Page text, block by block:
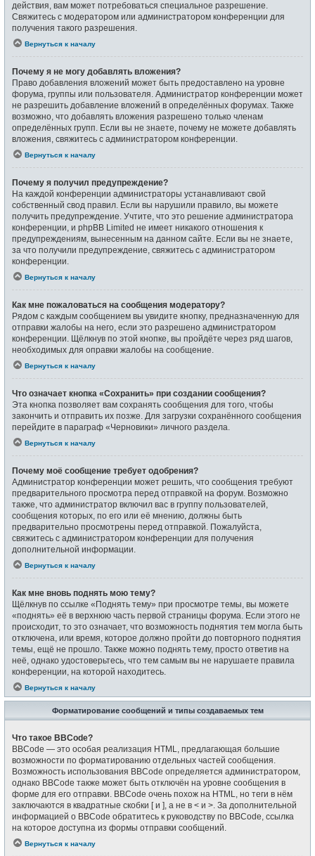
действия, вам может потребоваться специальное разрешение.
Свяжитесь с модератором или администратором конференции для
получения такого разрешения.
Вернуться к началу
Почему я не могу добавлять вложения?
Право добавления вложений может быть предоставлено на уровне
форума, группы или пользователя. Администратор конференции может
не разрешить добавление вложений в определённых форумах. Также
возможно, что добавлять вложения разрешено только членам
определённых групп. Если вы не знаете, почему не можете добавлять
вложения, свяжитесь с администратором конференции.
Вернуться к началу
Почему я получил предупреждение?
На каждой конференции администраторы устанавливают свой
собственный свод правил. Если вы нарушили правило, вы можете
получить предупреждение. Учтите, что это решение администратора
конференции, и phpBB Limited не имеет никакого отношения к
предупреждениям, вынесенным на данном сайте. Если вы не знаете,
за что получили предупреждение, свяжитесь с администратором
конференции.
Вернуться к началу
Как мне пожаловаться на сообщения модератору?
Рядом с каждым сообщением вы увидите кнопку, предназначенную для
отправки жалобы на него, если это разрешено администратором
конференции. Щёлкнув по этой кнопке, вы пройдёте через ряд шагов,
необходимых для оправки жалобы на сообщение.
Вернуться к началу
Что означает кнопка «Сохранить» при создании сообщения?
Эта кнопка позволяет вам сохранять сообщения для того, чтобы
закончить и отправить их позже. Для загрузки сохранённого сообщения
перейдите в параграф «Черновики» личного раздела.
Вернуться к началу
Почему моё сообщение требует одобрения?
Администратор конференции может решить, что сообщения требуют
предварительного просмотра перед отправкой на форум. Возможно
также, что администратор включил вас в группу пользователей,
сообщения которых, по его или её мнению, должны быть
предварительно просмотрены перед отправкой. Пожалуйста,
свяжитесь с администратором конференции для получения
дополнительной информации.
Вернуться к началу
Как мне вновь поднять мою тему?
Щёлкнув по ссылке «Поднять тему» при просмотре темы, вы можете
«поднять» её в верхнюю часть первой страницы форума. Если этого не
происходит, то это означает, что возможность поднятия тем могла быть
отключена, или время, которое должно пройти до повторного поднятия
темы, ещё не прошло. Также можно поднять тему, просто ответив на
неё, однако удостоверьтесь, что тем самым вы не нарушаете правила
конференции, на которой находитесь.
Вернуться к началу
Форматирование сообщений и типы создаваемых тем
Что такое BBCode?
BBCode — это особая реализация HTML, предлагающая большие
возможности по форматированию отдельных частей сообщения.
Возможность использования BBCode определяется администратором,
однако BBCode также может быть отключён на уровне сообщения в
форме для его отправки. BBCode очень похож на HTML, но теги в нём
заключаются в квадратные скобки [ и ], а не в < и >. За дополнительной
информацией о BBCode обратитесь к руководству по BBCode, ссылка
на которое доступна из формы отправки сообщений.
Вернуться к началу